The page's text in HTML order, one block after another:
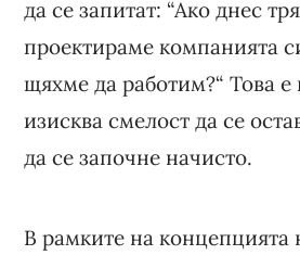
да се запитат: “Ако днес
проектираме компанията
щяхме да работим?“ Това е
изисква смелост да се
да се започне начисто.
В рамките на концепцията